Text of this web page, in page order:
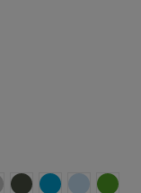
BOTELLA
VIGORE
PLOMO OSCURO
TURQUESACELESTE